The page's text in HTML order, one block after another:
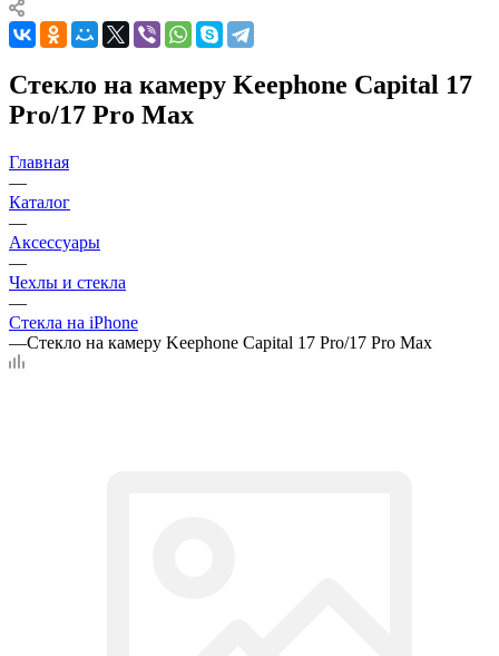
Стекло на камеру Keephone Capital 17
Pro/17 Pro Max
Главная
—
Каталог
—
Аксессуары
—
Чехлы и стекла
—
Стекла на iPhone
—Стекло на камеру Keephone Capital 17 Pro/17 Pro Max